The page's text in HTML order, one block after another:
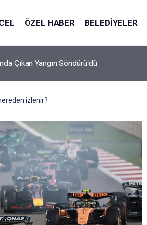
ÖZEL HABER BELEDIYELER
Çıkan Yangın Söndürüldü
izlenir?